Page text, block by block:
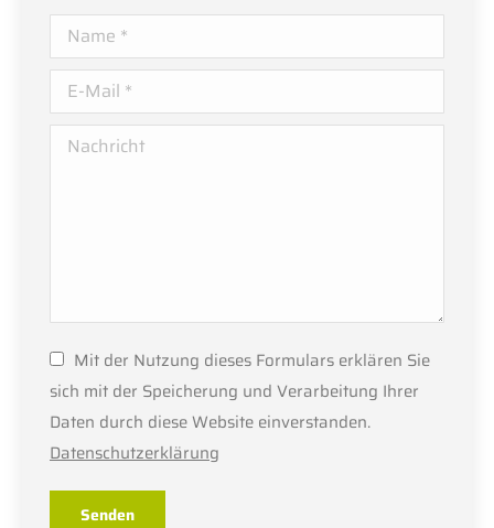
Name *
E-Mail *
Nachricht
Mit der Nutzung dieses Formulars erklären Sie
sich mit der Speicherung und Verarbeitung Ihrer
Daten durch diese Website einverstanden.
Datenschutzerklärung
Senden